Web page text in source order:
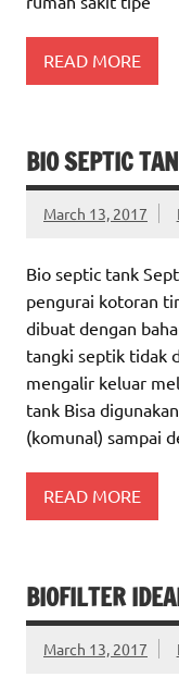
READ MORE
BIO SEPTIC
March 13, 2017
Bio septic tank
pengurai kotoran
dibuat dengan
tangki septik tidak
mengalir keluar
tank Bisa
(komunal) sampai
READ MORE
BIOFILTER
March 13, 2017